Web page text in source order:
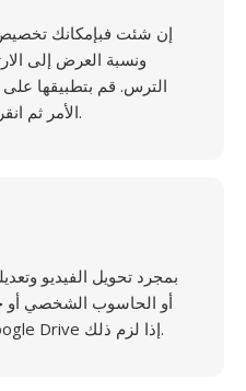
إن شئت فبإمكانك تخصيص
ونسبة العرض إلى
الترس. قم بتطبيقها على
الأمر ثم انقر على زر "تحويل" لمعالجتها.
بمجرد تحويل الفيديو
في حساب Dropbox أو Google Drive إذا لزم ذلك.